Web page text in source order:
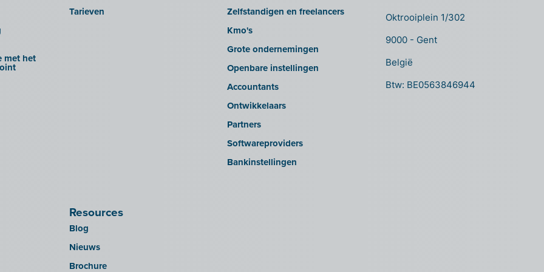
met het
Tarieven
Zelfstandigen en freelancers
Kmo's
Grote ondernemingen
Openbare instellingen
Accountants
Ontwikkelaars
Partners
Softwareproviders
Bankinstellingen
Resources
Blog
Nieuws
Brochure
Oktrooiplein 1/302
9000 - Gent
België
Btw: BE0563846944